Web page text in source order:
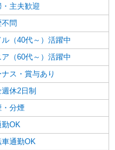
・主夫歓迎
問
ル（40代～）活躍中
ア（60代～）活躍中
ス・賞与あり
休2日制
・分煙
勤OK
車通勤OK